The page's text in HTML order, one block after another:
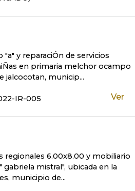
"a" y reparaciÓn de servicios
en primaria melchor ocampo
jalcocotan, municip...
IR-005
Ver
regionales 6.00x8.00 y mobiliario
gabriela mistral", ubicada en la
municipio de...